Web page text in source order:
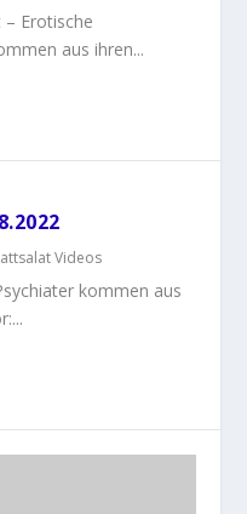
Erotische
aus ihren...
Videos
kommen aus